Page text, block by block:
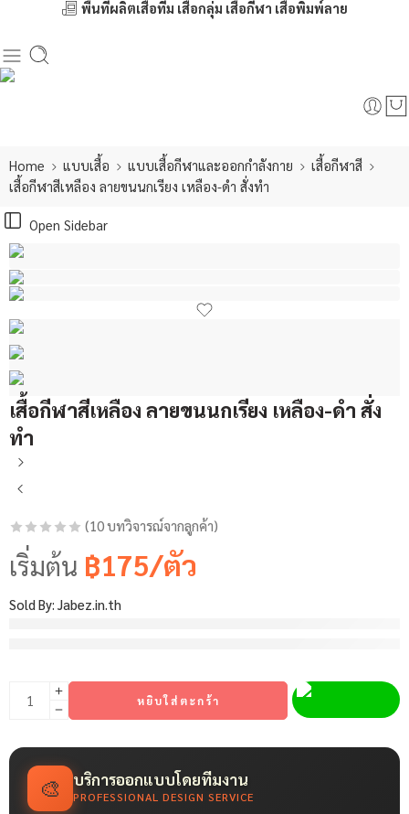
พื้นที่ผลิตเสื้อทีม เสื้อกลุ่ม เสื้อกีฬา เสื้อพิมพ์ลาย
Home แบบเสื้อ แบบเสื้อกีฬาและออกกำลังกาย
เสื้อกีฬาสี
เสื้อกีฬาสีเหลือง ลายขนนกเรียง เหลือง-ดำ สั่งทำ
Open Sidebar
เสื้อกีฬาสีเหลือง ลายขนนกเรียง เหลือง-ดำ สั่ง
ทำ
ให้คะแนน
4.5 จาก 5
บน
10
การให้
(10บทวิจารณ์จากลูกค้า)
เริ่มต้น ฿175/ตัว
Sold By: Jabez.in.th
หยิบใส่ตะกร้า
🎨 บริการออกแบบโดยทีมงาน
PROFESSIONAL DESIGN SERVICE